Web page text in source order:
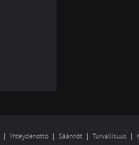
Yhteydenotto Säännöt Turvallisuus